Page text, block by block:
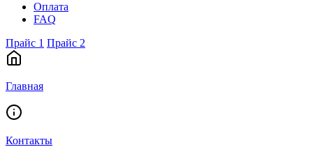
Оплата
FAQ
Прайс 1 Прайс 2
Главная
Контакты